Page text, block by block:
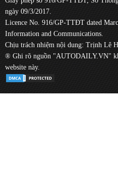
ngày 09/3/2017.
Licence No. 916/GP-TTĐT dated
Information and Communications.
Chịu trách nhiệm nội dung: Trịnh Lê
® Ghi rõ nguồn "AUTODAILY.VN"
website này.